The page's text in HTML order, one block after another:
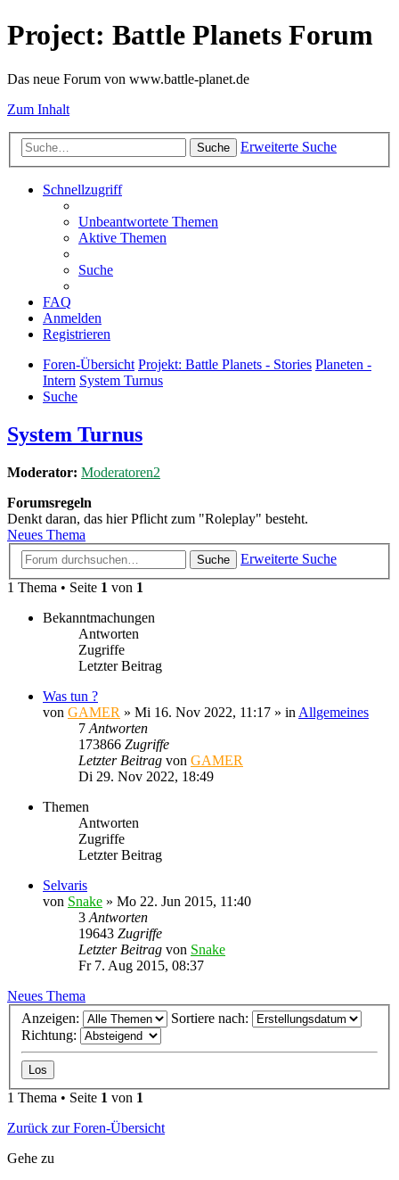
Project: Battle Planets Forum
Das neue Forum von www.battle-planet.de
Zum Inhalt
Suche Erweiterte Suche
Schnellzugriff
Unbeantwortete Themen
Aktive Themen
Suche
FAQ
Anmelden
Registrieren
Foren-Übersicht Projekt: Battle Planets - Stories Planeten -
Intern System Turnus
Suche
System Turnus
Moderator: Moderatoren2
Forumsregeln
Denkt daran, das hier Pflicht zum "Roleplay" besteht.
Neues Thema
Suche
Erweiterte Suche
1 Thema • Seite 1 von 1
Bekanntmachungen
Antworten
Zugriffe
Letzter Beitrag
Was tun ?
von GAMER » Mi 16. Nov 2022, 11:17 » in Allgemeines
7 Antworten
173866 Zugriffe
Letzter Beitrag von GAMER
Di 29. Nov 2022, 18:49
Themen
Antworten
Zugriffe
Letzter Beitrag
Selvaris
von Snake » Mo 22. Jun 2015, 11:40
3 Antworten
19643 Zugriffe
Letzter Beitrag von Snake
Fr 7. Aug 2015, 08:37
Neues Thema
Anzeigen:
Sortiere nach:
Richtung:
1 Thema • Seite 1 von 1
Zurück zur Foren-Übersicht
Gehe zu